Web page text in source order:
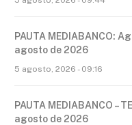
PAUTA MEDIABANCO:
agosto de 2026
5 agosto, 2026 - 09:16
PAUTA MEDIABANCO –
agosto de 2026